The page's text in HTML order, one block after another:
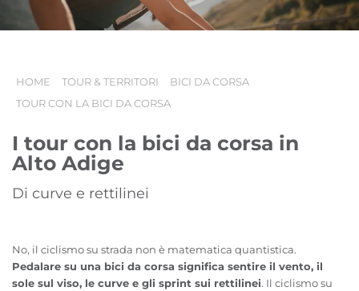
L'ALTO ADIGE & NOI
HOME TOUR & TERRITORI
BICI DA CORSA
TOUR CON LA BICI DA CORSA
I tour con la bici da corsa in
Alto Adige
Di curve e rettilinei
No, il ciclismo su strada non è matematica quantistica.
Pedalare su una bici da corsa significa sentire il vento, il
sole sul viso, le curve e gli sprint sui rettilinei. Il ciclismo su